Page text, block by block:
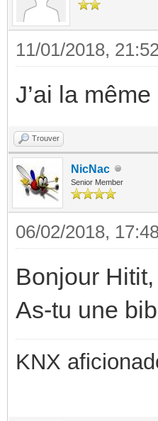
11/01/2018,
J’ai la
Trouver
NicNac
Senior Member
06/02/2018,
Bonjour Hitit,
As-tu une
KNX